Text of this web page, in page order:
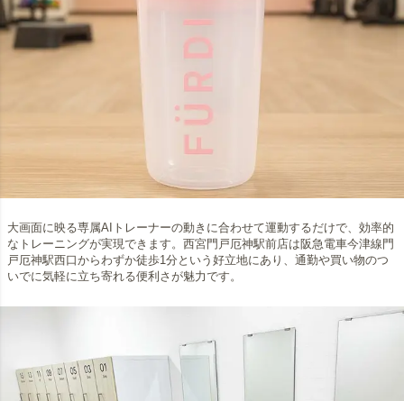
大画面に映る専属AIトレーナーの動きに合わせて運動するだけで、効率的
なトレーニングが実現できます。西宮門戸厄神駅前店は阪急電車今津線門
戸厄神駅西口からわずか徒歩1分という好立地にあり、通勤や買い物のつ
いでに気軽に立ち寄れる便利さが魅力です。